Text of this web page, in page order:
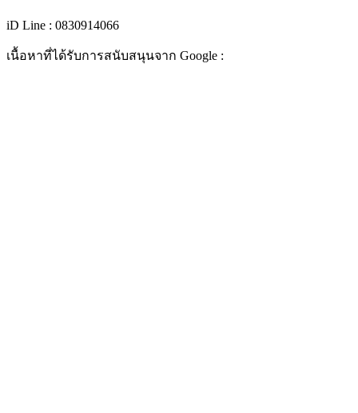
iD Line : 0830914066
เนื้อหาที่ได้รับการสนับสนุนจาก Google :